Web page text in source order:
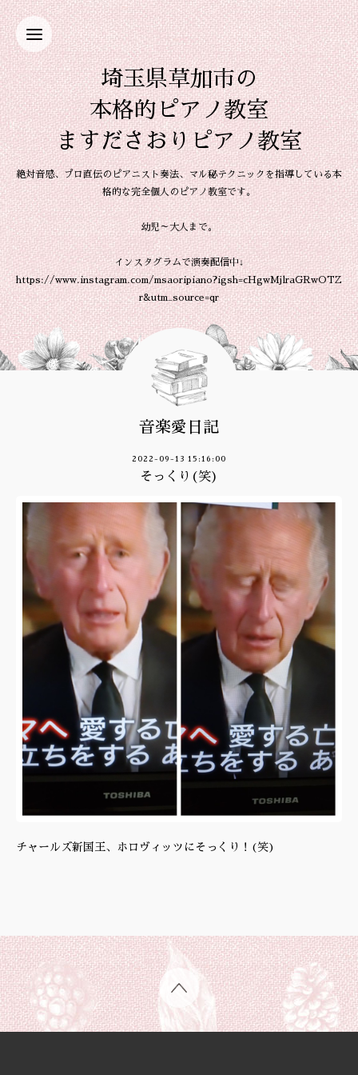
埼玉県草加市の
本格的ピアノ教室
ますださおりピアノ教室
絶対音感、プロ直伝のピアニスト奏法、マル秘テクニックを指導している本
格的な完全個人のピアノ教室です。
幼児～大人まで。
インスタグラムで演奏配信中↓
https://www.instagram.com/msaoripiano?igsh=cHgwMjlraGRwOTZ
r&utm_source=qr
音楽愛日記
2022-09-13 15:16:00
そっくり(笑)
チャールズ新国王、ホロヴィッツにそっくり！(笑)